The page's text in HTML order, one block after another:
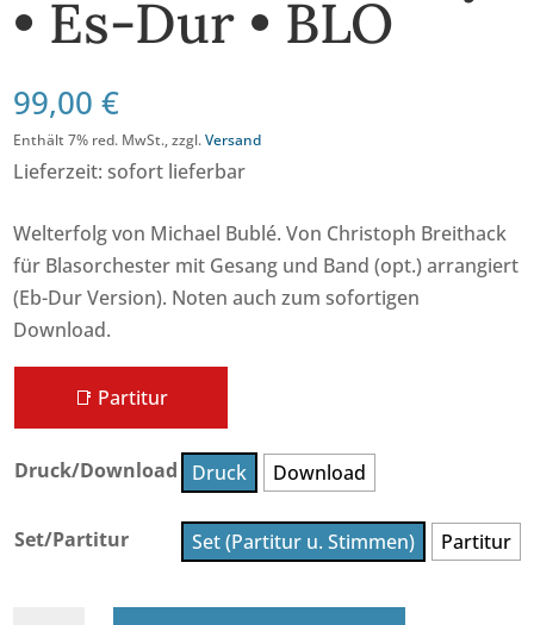
• Es-Dur • BLO
99,00€
Enthält 7% red. MwSt., zzgl.Versand
Lieferzeit: sofort lieferbar
Welterfolg von Michael Bublé. Von Christoph Breithack
für Blasorchester mit Gesang und Band (opt.) arrangiert
(Eb-Dur Version). Noten auch zum sofortigen
Download.
📑 Partitur
Druck/Download Druck Download
Set/Partitur Set (Partitur u. Stimmen) Partitur